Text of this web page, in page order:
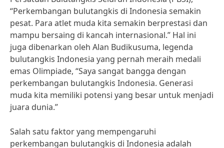
“Perkembangan bulutangkis di Indonesia semakin
pesat. Para atlet muda kita semakin berprestasi dan
mampu bersaing di kancah internasional.” Hal ini
juga dibenarkan oleh Alan Budikusuma, legenda
bulutangkis Indonesia yang pernah meraih medali
emas Olimpiade, “Saya sangat bangga dengan
perkembangan bulutangkis Indonesia. Generasi
muda kita memiliki potensi yang besar untuk menjadi
juara dunia.”
Salah satu faktor yang mempengaruhi
perkembangan bulutangkis di Indonesia adalah